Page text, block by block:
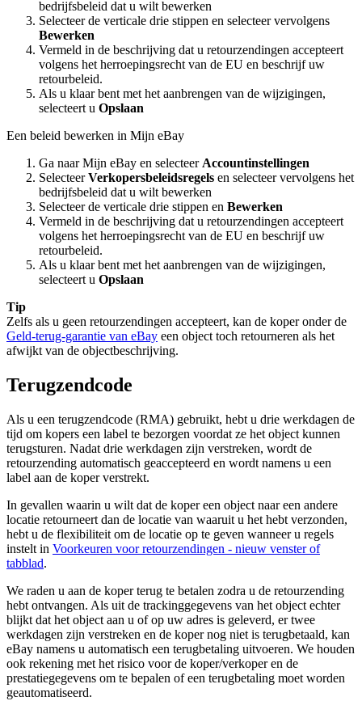
bedrijfsbeleid dat u wilt bewerken
Selecteer de verticale drie stippen en selecteer vervolgens
Bewerken
Vermeld in de beschrijving dat u retourzendingen accepteert
volgens het herroepingsrecht van de EU en beschrijf uw
retourbeleid.
Als u klaar bent met het aanbrengen van de wijzigingen,
selecteert u Opslaan
Een beleid bewerken in Mijn eBay
Ga naar Mijn eBay en selecteer Accountinstellingen
SelecteerVerkopersbeleidsregels en selecteer vervolgens het
bedrijfsbeleid dat u wilt bewerken
Selecteer de verticale drie stippen en Bewerken
Vermeld in de beschrijving dat u retourzendingen accepteert
volgens het herroepingsrecht van de EU en beschrijf uw
retourbeleid.
Als u klaar bent met het aanbrengen van de wijzigingen,
selecteert u Opslaan
Tip
Zelfs als u geen retourzendingen accepteert, kan de koper onder de
Geld-terug-garantie van eBay een object toch retourneren als het
afwijkt van de objectbeschrijving.
Terugzendcode
Als u een terugzendcode (RMA) gebruikt, hebt u drie werkdagen de
tijd om kopers een label te bezorgen voordat ze het object kunnen
terugsturen. Nadat drie werkdagen zijn verstreken, wordt de
retourzending automatisch geaccepteerd en wordt namens u een
label aan de koper verstrekt.
In gevallen waarin u wilt dat de koper een object naar een andere
locatie retourneert dan de locatie van waaruit u het hebt verzonden,
hebt u de flexibiliteit om de locatie op te geven wanneer u regels
instelt in Voorkeuren voor retourzendingen - nieuw venster of
tabblad.
We raden u aan de koper terug te betalen zodra u de retourzending
hebt ontvangen. Als uit de trackinggegevens van het object echter
blijkt dat het object aan u of op uw adres is geleverd, er twee
werkdagen zijn verstreken en de koper nog niet is terugbetaald, kan
eBay namens u automatisch een terugbetaling uitvoeren. We houden
ook rekening met het risico voor de koper/verkoper en de
prestatiegegevens om te bepalen of een terugbetaling moet worden
geautomatiseerd.